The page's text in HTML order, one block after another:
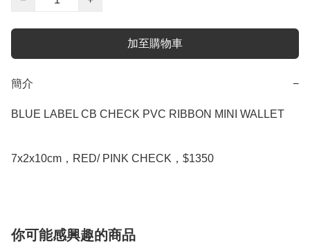
加至購物車
簡介 −
BLUE LABEL CB CHECK PVC RIBBON MINI WALLET
7x2x10cm，RED/ PINK CHECK，$1350
你可能感興趣的商品